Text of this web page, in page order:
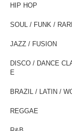
HIP HOP
SOUL / FUNK /
JAZZ / FUSION
DISCO / DANCE
E
BRAZIL / LATIN /
REGGAE